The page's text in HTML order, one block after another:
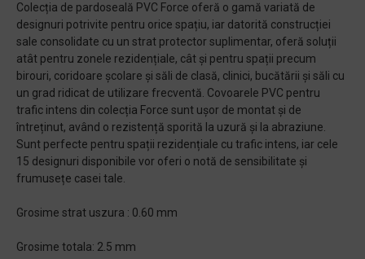
Colecția de pardoseală PVC Force oferă o gamă variată de
designuri potrivite pentru orice spațiu, iar datorită construcției
sale consolidate cu un strat protector suplimentar, oferă soluții
atât pentru zonele rezidențiale, cât și pentru spații precum
birouri, coridoare școlare și săli de clasă, clinici, bucătării și săli cu
un grad ridicat de utilizare frecventă. Covoarele PVC pentru
trafic intens din colecția Force sunt ușor de montat și de
întreținut, având o rezistență sporită la uzură și la abraziune.
Sunt perfecte pentru spații rezidențiale cu trafic intens, iar cele
15 designuri disponibile vor oferi o notă de sensibilitate și
frumusețe casei tale.
Grosime strat uszura : 0.60 mm
Grosime totala: 2.5 mm